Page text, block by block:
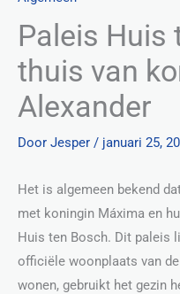
Paleis Huis
thuis van
Alexander
Door Jesper / januari 25,
Het is algemeen bekend
met koningin Máxima en
Huis ten Bosch. Dit paleis
officiële woonplaats van
wonen, gebruikt het gezin